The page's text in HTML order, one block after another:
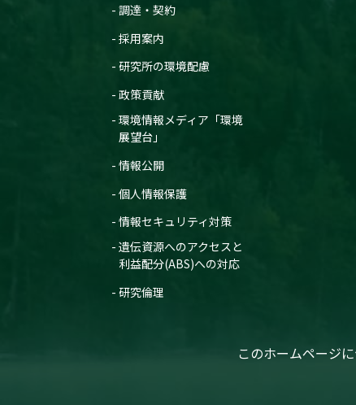
調達・契約
採用案内
研究所の環境配慮
政策貢献
環境情報メディア「環境
展望台」
情報公開
個人情報保護
情報セキュリティ対策
遺伝資源へのアクセスと
利益配分(ABS)への対応
研究倫理
このホームページ